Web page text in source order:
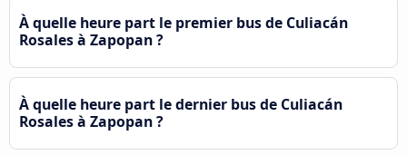
À quelle heure part le premier bus de Culiacán
Rosales à Zapopan ?
À quelle heure part le dernier bus de Culiacán
Rosales à Zapopan ?